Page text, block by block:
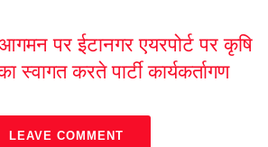
पर ईटानगर एयरपोर्ट पर कृषि
स्वागत करते पार्टी कार्यकर्तागण
LEAVE COMMENT